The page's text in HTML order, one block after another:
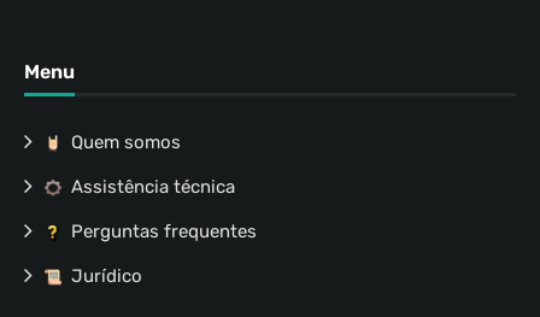
Menu
Quem somos
Assistência técnica
Perguntas frequentes
Jurídico